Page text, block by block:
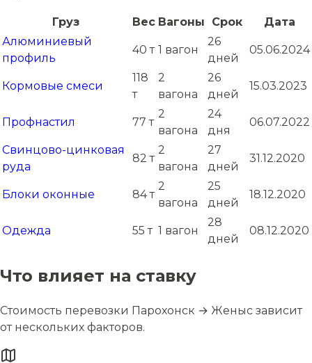
Груз Вес Вагоны Срок
Дата
Алюминиевый
профиль
40 т 1 вагон
26
дней
05.06.2024
Кормовые смеси
118
т
2
вагона
26
дней
15.03.2023
Профнастил 77 т
2
вагона
24
дня
06.07.2022
Свинцово-цинковая
руда
82 т
2
вагона
27
дней
31.12.2020
Блоки оконные 84 т
2
вагона
25
дней
18.12.2020
Одежда 55 т 1 вагон
28
дней
08.12.2020
Что влияет на ставку
Стоимость перевозки Парохонск → Женыс зависит
от нескольких факторов.